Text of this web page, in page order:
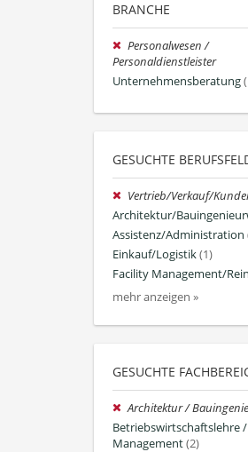
BRANCHE
Personalwesen /
Personaldienstleister
Unternehmensberatung
GESUCHTE
Vertrieb/Verkauf/
Architektur/
Assistenz/Administration
Einkauf/Logistik(1)
Facility Management/
mehr anzeigen »
GESUCHTE
Architektur /
Betriebswirtschaftslehre /
Management(2)